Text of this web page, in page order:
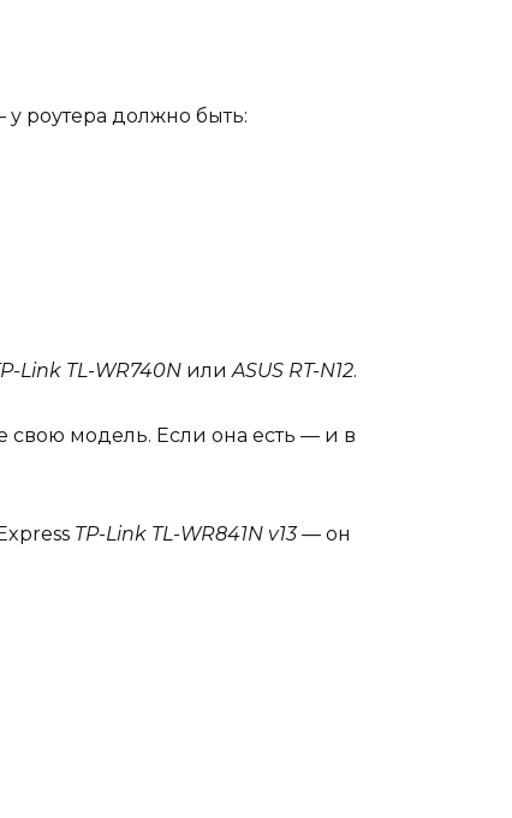
роутера должно быть:
Link TL-WR740N илиASUS RT-N12.
свою модель. Если она есть — и в
TP-Link TL-WR841N v13— он